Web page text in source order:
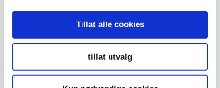
Tillat alle cookies
tillat utvalg
Bilpolitikk
Gjennomslag i drivstoffsaken: 4,51 kroner reduksjon i